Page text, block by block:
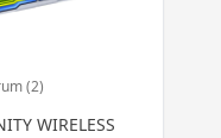
(2)
WIRELESS